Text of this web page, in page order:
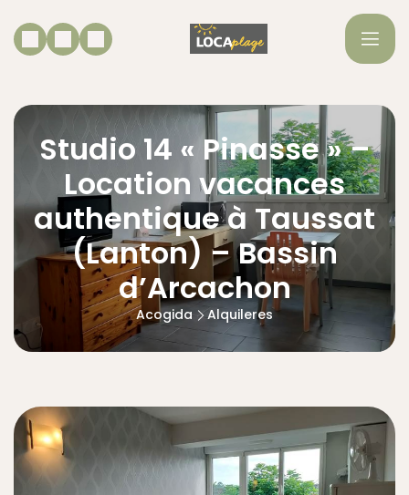
Studio 14 « Pinasse » –
Location vacances
authentique à Taussat
(Lanton) – Bassin
d’Arcachon
Acogida Alquileres